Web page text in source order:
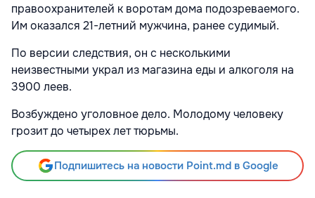
правоохранителей к воротам дома подозреваемого.
Им оказался 21-летний мужчина, ранее судимый.
По версии следствия, он с несколькими
неизвестными украл из магазина еды и алкоголя на
3900 леев.
Возбуждено уголовное дело. Молодому человеку
грозит до четырех лет тюрьмы.
Подпишитесь на новости Point.md в Google